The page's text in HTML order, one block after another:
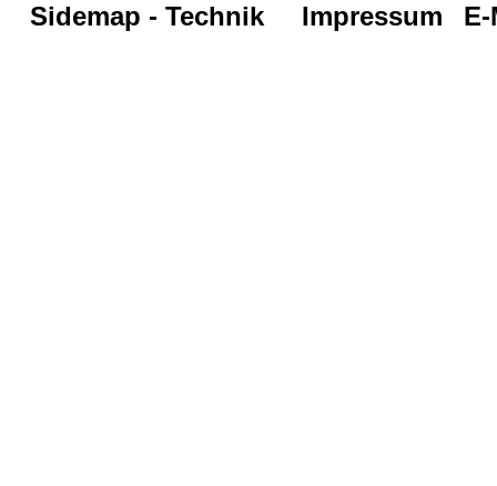
Sidemap - Technik Impressum